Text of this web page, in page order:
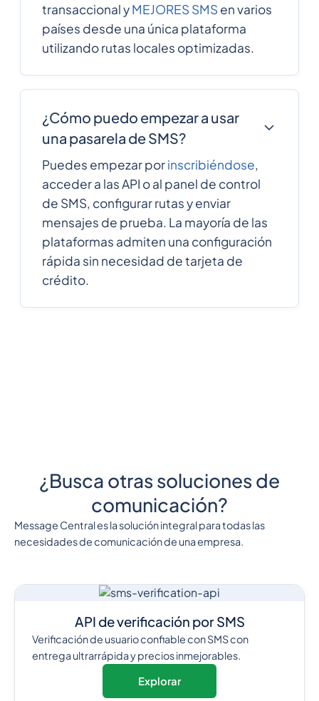
transaccional yMEJORES SMS en varios
países desde una única plataforma
utilizando rutas locales optimizadas.
¿Cómo puedo empezar a usar
una pasarela de SMS?
Puedes empezar porinscribiéndose,
acceder a las API o al panel de control
de SMS, configurar rutas y enviar
mensajes de prueba. La mayoría de las
plataformas admiten una configuración
rápida sin necesidad de tarjeta de
crédito.
¿Busca otras soluciones de
comunicación?
Message Central es la solución integral para todas las
necesidades de comunicación de una empresa.
API de verificación por SMS
Verificación de usuario confiable con SMS con
entrega ultrarrápida y precios inmejorables.
Explorar